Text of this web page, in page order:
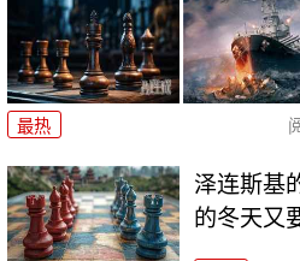
最热
泽连斯基
的冬天又